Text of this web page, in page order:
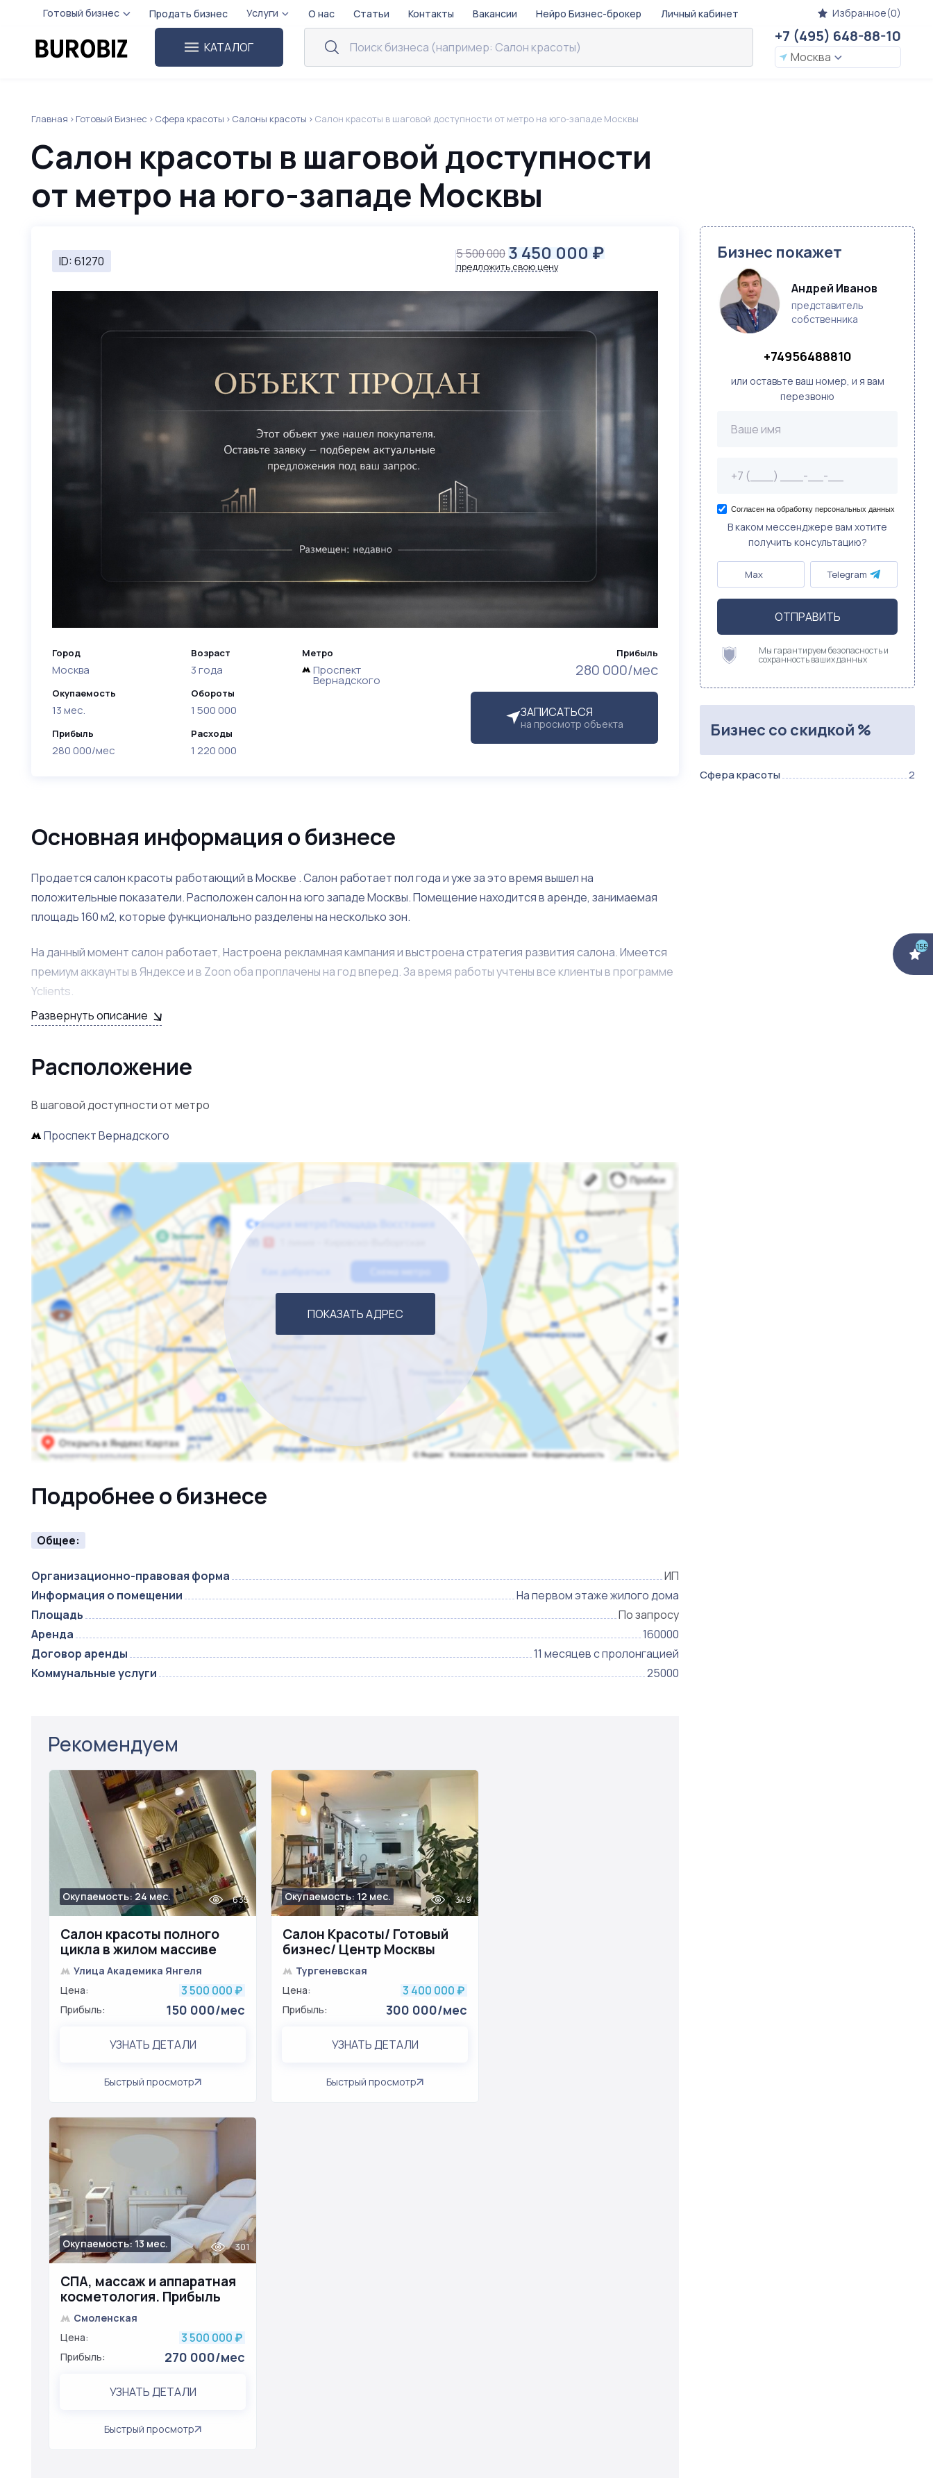
Готовый бизнес Продать бизнес Услуги О нас Статьи Контакты Вакансии Нейро Бизнес-брокер Личный кабинет Избранное(0)
КАТАЛОГ
+7 (495) 648-88-10
Москва
Главная Готовый Бизнес Сфера красоты Салоны красоты Салон красоты в шаговой доступности от метро на юго-западе Москвы
Салон красоты в шаговой доступности
от метро на юго-западе Москвы
ID: 61270 5 500 000 3 450 000 ₽
предложить свою цену
Прибыль
280 000/мес
ЗАПИСАТЬСЯ
на просмотр объекта
Город
Москва
Окупаемость
13 мес.
Прибыль
280 000/мес
Возраст
3 года
Обороты
1 500 000
Расходы
1 220 000
Метро
Проспект
Вернадского
Основная информация о бизнесе
Продается салон красоты работающий в Москве . Салон работает пол года и уже за это время вышел на
положительные показатели. Расположен салон на юго западе Москвы. Помещение находится в аренде, занимаемая
площадь 160 м2, которые функционально разделены на несколько зон.
На данный момент салон работает, Настроена рекламная кампания и выстроена стратегия развития салона. Имеется
премиум аккаунты в Яндексе и в Zoon оба проплачены на год вперед. За время работы учтены все клиенты в программе
Yclients.
Большим преимуществом данного объекта является лояльный арендодатель, который всегда идет арендаторам
подтверждаются бухгалтерскими выписками. Все материальные и нематериальные активы включены в стоимость
Развернуть описание
Расположение
В шаговой доступности от метро
Проспект Вернадского
ПОКАЗАТЬ АДРЕС
Подробнее о бизнесе
Общее:
Организационно-правовая форма
ИП
Информация о помещении
На первом этаже жилого дома
Площадь
По запросу
Аренда
160000
Договор аренды
11 месяцев с пролонгацией
Коммунальные услуги
25000
Рекомендуем
Салон красоты полного
цикла в жилом массиве
Окупаемость: 24 мес. 635
Улица Академика Янгеля
Цена:
3 500 000 ₽
Прибыль: 150 000/мес
УЗНАТЬ ДЕТАЛИ
Быстрый просмотр
Салон Красоты/ Готовый
бизнес/ Центр Москвы
Окупаемость: 12 мес. 349
Тургеневская
Цена:
3 400 000 ₽
Прибыль: 300 000/мес
УЗНАТЬ ДЕТАЛИ
Быстрый просмотр
СПА, массаж и аппаратная
косметология. Прибыль
270 т.р./мес
Окупаемость: 13 мес. 301
Смоленская
Цена:
3 500 000 ₽
Прибыль: 270 000/мес
УЗНАТЬ ДЕТАЛИ
Быстрый просмотр
Бизнес покажет
Андрей Иванов
представитель
собственника
+74956488810
или оставьте ваш номер, и я вам
перезвоню
Согласен на обработку персональных данных
В каком мессенджере вам хотите
получить консультацию?
Max Telegram
ОТПРАВИТЬ
Мы гарантируем безопасность и
сохранность ваших данных
Бизнес со скидкой %
Сфера красоты 2
155